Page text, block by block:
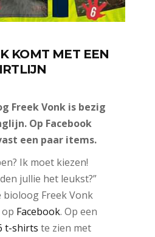
KOMT MET EEN
Freek Vonk is bezig
Op Facebook
een paar items.
Ik moet kiezen!
jullie het leukst?”
bioloog Freek Vonk
Facebook. Op een
t-shirts te zien met